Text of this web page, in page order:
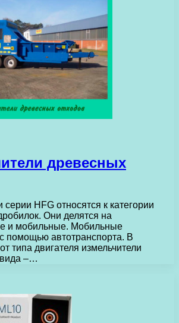
древесных
серии HFG относятся к категории
Они делятся на
и мобильные. Мобильные
помощью автотранспорта. В
типа двигателя измельчители
вида –…